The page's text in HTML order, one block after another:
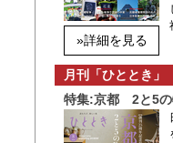
»詳細を見る
月刊「ひととき」
特集:京都 2と5の